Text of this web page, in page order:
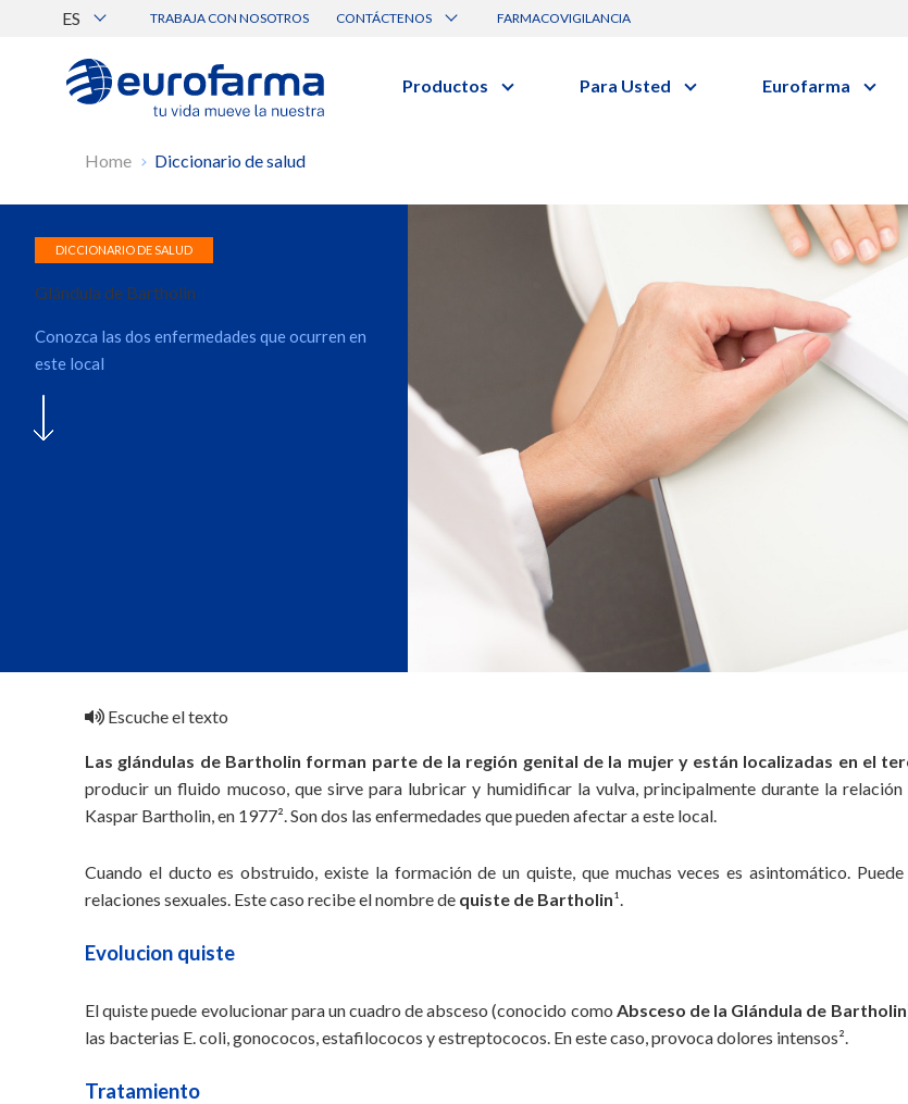
ES TRABAJA CON NOSOTROS CONTÁCTENOS
Canal de Ética Eurofarma
FARMACOVIGILANCIA
Productos
Búsqueda por nombre, principio activo o clase terapéutica.
Para Usted Eurofarma
Certificaciones
Comunicados
Programa de Visitas
Dónde Estamos
Sala de prensa
Home Diccionario de salud
Glándula de Bartholin
Conozca las dos enfermedades que ocurren en
este local
Escuche el texto
Las glándulas de Bartholin forman parte de la región genital de la mujer y están localizadas en el
producir un fluido mucoso, que sirve para lubricar y humidificar la vulva, principalmente durante la
Kaspar Bartholin, en 1977². Son dos las enfermedades que pueden afectar a este local.
Cuando el ducto es obstruido, existe la formación de un quiste, que muchas veces es asintomático.
relaciones sexuales. Este caso recibe el nombre de quiste de Bartholin¹.
Evolucion quiste
El quiste puede evolucionar para un cuadro de absceso (conocido como Absceso de la Glándula de Bartholin
las bacterias E. coli, gonococos, estafilococos y estreptococos. En este caso, provoca dolores intensos².
Tratamiento